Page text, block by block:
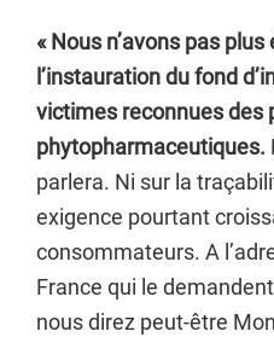
« Nous n’avons pas
l’instauration du fond
victimes reconnues des
phytopharmaceutiques.
parlera. Ni sur la
exigence pourtant
consommateurs. A
France qui le
nous direz peut-être